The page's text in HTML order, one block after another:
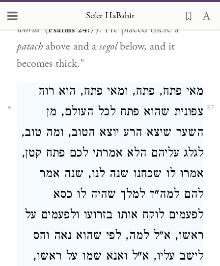
Sefer HaBahir
small
, as is said,'Openings of the
world'(Psalms 24:7). He placed there a
patachabove and a segolbelow, and it
becomes thick."
37
מאי פתח, פתח, ומאי פתח, הוא רוח
צפונית שהוא פתח לכל העולם, מן
השער שיצא הרע יוצא הטוב, ומה טוב,
לגלג עליהם הלא אמרתי לכם פתח קטן,
אמרו לו שכחנו שנה לנו, שנה אמר
להם למה"ד למלך שהיה לו כסא
לפעמים לוקח אותו בזרועו ולפעמים על
ראשו, א"ל למה, לפי שהוא נאה וחס
לישב עליו, א"ל ואנא שמו על ראשו,